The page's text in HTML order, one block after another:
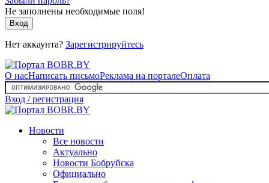
Не заполнены необходимые поля!
Вход
Нет аккаунта? Зарегистрируйтесь
О насНаписать письмоРеклама на порталеОплата
Вход / регистрация
Новости
Все новости
Актуально
Новости Бобруйска
Официально